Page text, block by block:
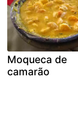
Moqueca de
camarão